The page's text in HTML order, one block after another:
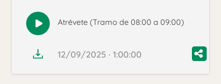
Reproducir
audio
Atrévete (Tramo de 08:00 a 09:00)
12/09/2025 · 1:00:00